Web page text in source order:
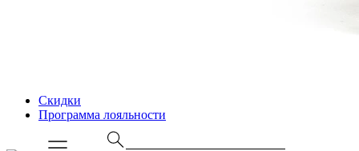
Скидки
Программа лояльности